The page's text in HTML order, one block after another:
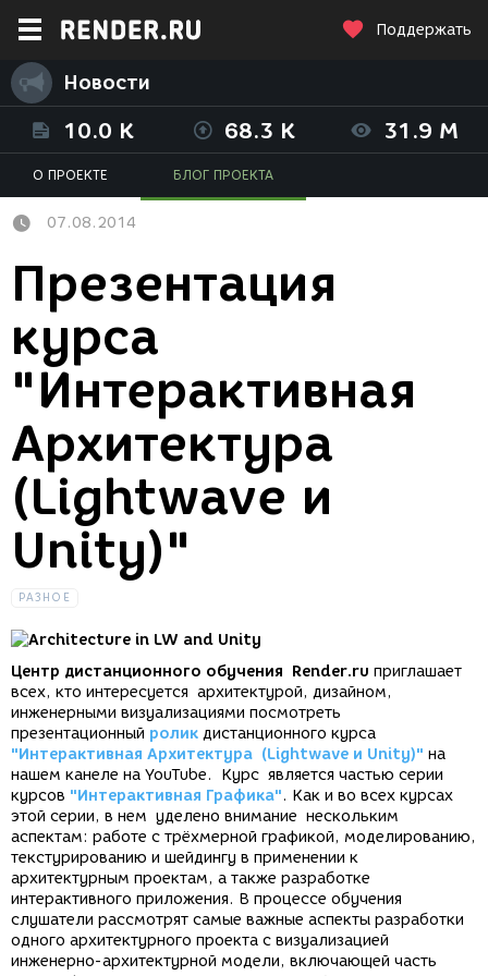
Поддержать
Новости
10.0 K 68.3 K 31.9 M
О ПРОЕКТЕ БЛОГ ПРОЕКТА
07.08.2014
Презентация
курса
"Интерактивная
Архитектура
(Lightwave и
Unity)"
РАЗНОЕ
Центр дистанционного обучения Render.ru приглашает
всех, кто интересуется архитектурой, дизайном,
инженерными визуализациями посмотреть
презентационный ролик дистанционного курса
"Интерактивная Архитектура (Lightwave и Unity)" на
нашем канеле на YouTube. Курс является частью серии
курсов "Интерактивная Графика". Как и во всех курсах
этой серии, в нем уделено внимание нескольким
аспектам: работе с трёхмерной графикой, моделированию,
текстурированию и шейдингу в применении к
архитектурным проектам, а также разработке
интерактивного приложения. В процессе обучения
слушатели рассмотрят самые важные аспекты разработки
одного архитектурного проекта с визуализацией
инженерно-архитектурной модели, включающей часть